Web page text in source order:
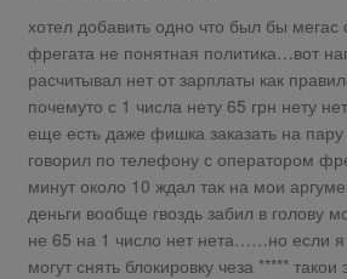
хотел добавить одно что был бы мегас
фрегата не понятная политика…вот
расчитывал нет от зарплаты как
почемуто с 1 числа нету 65 грн нету
еще есть даже фишка заказать на
говорил по телефону с оператором
минут около 10 ждал так на мои
деньги вообще гвоздь забил в голову
не 65 на 1 число нет нета……но если я
могут снять блокировку чеза *****